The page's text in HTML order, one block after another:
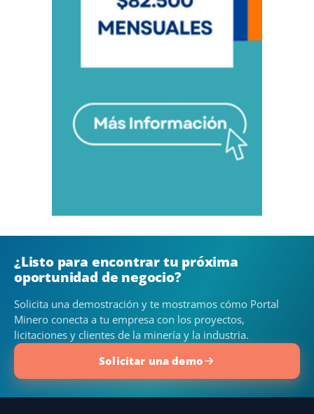
¿Listo para encontrar tu próxima
oportunidad de negocio?
Solicita una demostración y te mostramos cómo Portal
Minero conecta a tu empresa con los proyectos,
licitaciones y clientes de la minería y la industria.
Solicitar una demo